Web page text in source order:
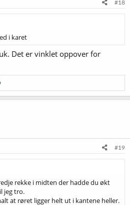
#18
i karet
Det er vinklet oppover for
#19
rekke i midten der hadde du økt
jeg tro.
at røret ligger helt ut i kantene heller.